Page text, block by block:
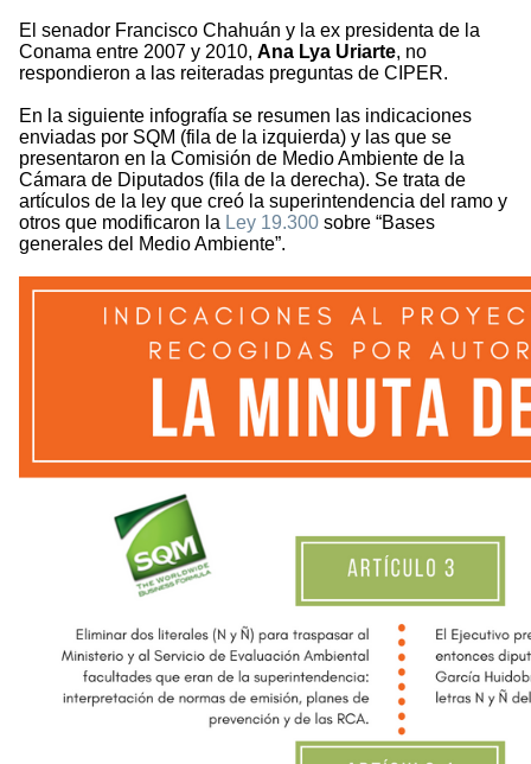
El senador Francisco Chahuán y la ex presidenta de la
Conama entre 2007 y 2010, Ana Lya Uriarte, no
respondieron a las reiteradas preguntas de CIPER.
En la siguiente infografía se resumen las indicaciones
enviadas por SQM (fila de la izquierda) y las que se
presentaron en la Comisión de Medio Ambiente de la
Cámara de Diputados (fila de la derecha). Se trata de
artículos de la ley que creó la superintendencia del ramo y
otros que modificaron la Ley 19.300 sobre “Bases
generales del Medio Ambiente”.